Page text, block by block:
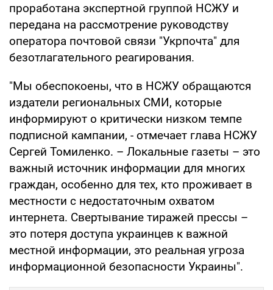
проработана экспертной группой НСЖУ и
передана на рассмотрение руководству
оператора почтовой связи "Укрпочта" для
безотлагательного реагирования.
"Мы обеспокоены, что в НСЖУ обращаются
издатели региональных СМИ, которые
информируют о критически низком темпе
подписной кампании, - отмечает глава НСЖУ
Сергей Томиленко. – Локальные газеты – это
важный источник информации для многих
граждан, особенно для тех, кто проживает в
местности с недостаточным охватом
интернета. Свертывание тиражей прессы –
это потеря доступа украинцев к важной
местной информации, это реальная угроза
информационной безопасности Украины".